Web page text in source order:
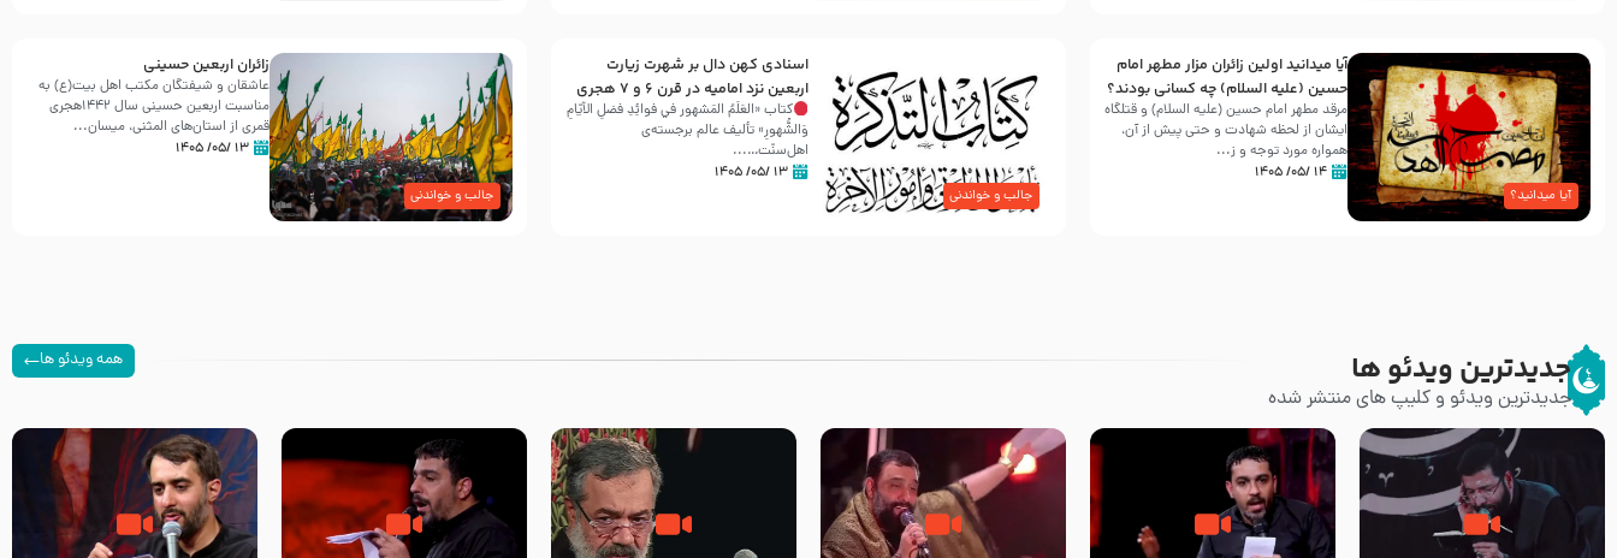
آیا میدانید؟
آیا میدانید اولین زائران مزار مطهر امام
حسین (علیه السلام) چه کسانی بودند؟
مرقد مطهر امام حسین (علیه السلام) و قتلگاه
ایشان از لحظه شهادت و حتی پیش از آن،
همواره مورد توجه و ز...
۱۴ /۰۵/ ۱۴۰۵
جالب و خواندنی
اسنادی کهن دال بر شهرت زیارت
اربعین نزد امامیه در قرن ۶ و ۷ هجری
کتاب «العَلَمُ المَشهور في فَوائِدِ فَضلِ الأيّامِ
وَالشُّهورِ» تألیف عالم برجسته‌ی
اهل‌سنّت…...
۱۳ /۰۵/ ۱۴۰۵
جالب و خواندنی
زائران اربعین حسینی
عاشقان و شیفتگان مکتب اهل بیت(ع) به
مناسبت اربعین حسینی سال ۱۴۴۲هجری
قمری از استان‌های المثنی، میسان...
۱۳ /۰۵/ ۱۴۰۵
جدیدترین ویدئو ها
جدیدترین ویدئو و کلیپ های منتشر شده
همه ویدئو ها